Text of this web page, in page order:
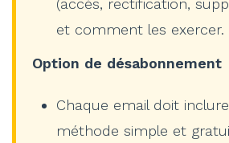
(accès, rectification,
et comment les exercer.
Option de désabonnement
Chaque email doit
méthode simple et